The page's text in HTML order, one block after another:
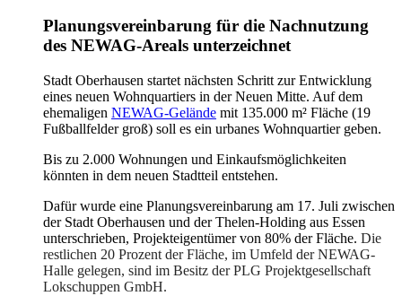
Planungsvereinbarung für die Nachnutzung
des NEWAG-Areals unterzeichnet
Stadt Oberhausen startet nächsten Schritt zur Entwicklung
eines neuen Wohnquartiers in der Neuen Mitte. Auf dem
ehemaligen NEWAG-Gelände mit 135.000 m² Fläche (19
Fußballfelder groß) soll es ein urbanes Wohnquartier geben.
Bis zu 2.000 Wohnungen und Einkaufsmöglichkeiten
könnten in dem neuen Stadtteil entstehen.
Dafür wurde eine Planungsvereinbarung am 17. Juli zwischen
der Stadt Oberhausen und der Thelen-Holding aus Essen
unterschrieben, Projekteigentümer von 80% der Fläche. Die
restlichen 20 Prozent der Fläche, im Umfeld der NEWAG-
Halle gelegen, sind im Besitz der PLG Projektgesellschaft
Lokschuppen GmbH.